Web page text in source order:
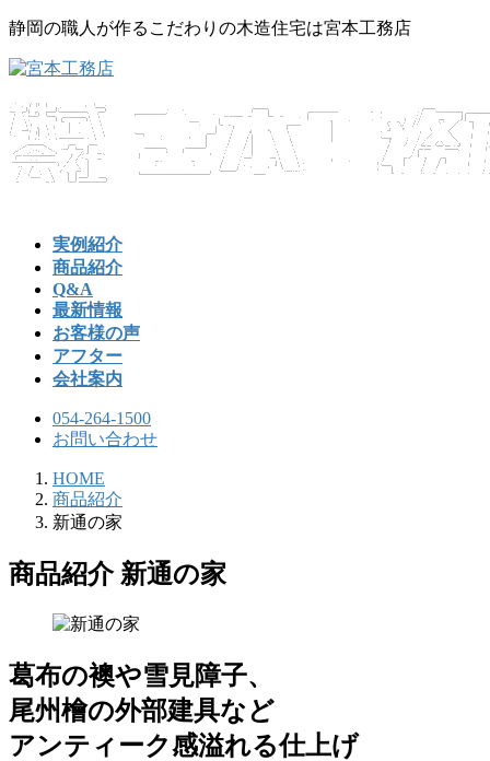
コ
テ
ツ
へ
ス
キ
ナ
ゲ
シ
ョ
ン
に
静岡の職人が作るこだわりの木造住宅は宮本工務店
実例紹介
商品紹介
Q&A
最新情報
お客様の声
アフター
会社案内
054-264-1500
お問い合わせ
HOME
商品紹介
新通の家
商品紹介 新通の家
葛布の襖や雪見障子、
尾州檜の外部建具など
アンティーク感溢れる仕上げ